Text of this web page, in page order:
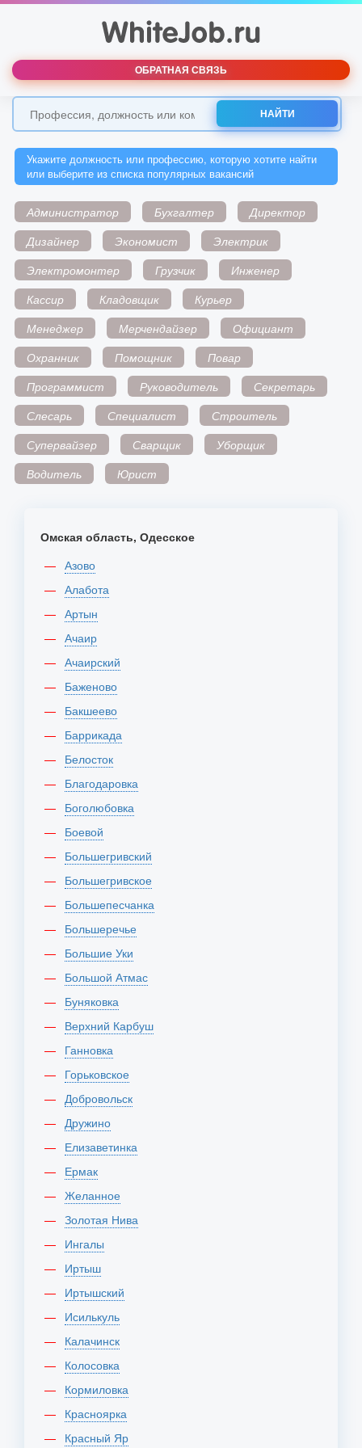
ОБРАТНАЯ СВЯЗЬ
НАЙТИ
Укажите должность или профессию, которую хотите найти
или выберите из списка популярных вакансий
Администратор Бухгалтер
Директор
Дизайнер
Экономист
Электрик
Электромонтер
Грузчик
Инженер
Кассир
Кладовщик
Курьер
Менеджер
Мерчендайзер
Официант
Охранник
Помощник
Повар
Программист
Руководитель
Секретарь
Слесарь
Специалист
Строитель
Супервайзер
Сварщик
Уборщик
Водитель
Юрист
Омская область, Одесское
Азово
Алабота
Артын
Ачаир
Ачаирский
Баженово
Бакшеево
Баррикада
Белосток
Благодаровка
Боголюбовка
Боевой
Большегривский
Большегривское
Большепесчанка
Большеречье
Большие Уки
Большой Атмас
Буняковка
Верхний Карбуш
Ганновка
Горьковское
Добровольск
Дружино
Елизаветинка
Ермак
Желанное
Золотая Нива
Ингалы
Иртыш
Иртышский
Исилькуль
Калачинск
Колосовка
Кормиловка
Красноярка
Красный Яр